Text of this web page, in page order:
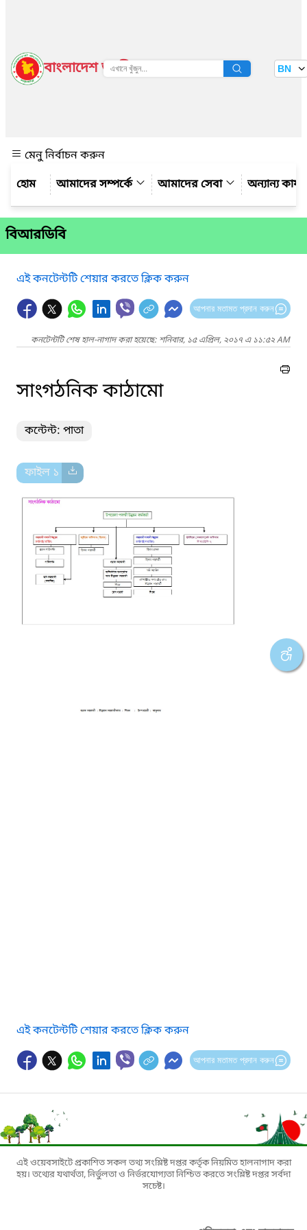
বাংলাদেশ জাতীয় তথ্য বাতায়ন BN
মেনু নির্বাচন করুন
আমাদের সম্পর্কে
আমাদের সেবা অন্যান্য
বিআরডিবি
এই কনটেন্টটি শেয়ার করতে ক্লিক করুন
আপনার মতামত প্রদান করুন
কনটেন্টটি শেষ হাল-নাগাদ করা হয়েছে: শনিবার, ১৫ এপ্রিল, ২০১৭ এ ১১:৫২ AM
সাংগঠনিক কাঠামো
কন্টেন্ট: পাতা
ফাইল ১
এই কনটেন্টটি শেয়ার করতে ক্লিক করুন
আপনার মতামত প্রদান করুন
এই ওয়েবসাইটে প্রকাশিত সকল তথ্য সংশ্লিষ্ট দপ্তর কর্তৃক নিয়মিত হালনাগাদ করা
হয়। তথ্যের যথার্থতা, নির্ভুলতা ও নির্ভরযোগ্যতা নিশ্চিত করতে সংশ্লিষ্ট দপ্তর সর্বদা
সচেষ্ট।